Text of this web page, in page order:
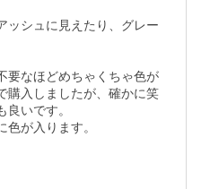
ッシュに見えたり、グレー
要なほどめちゃくちゃ色が
購入しましたが、確かに笑
いです。